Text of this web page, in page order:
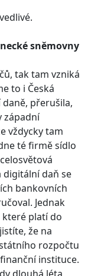
sněmovny
tak tam vzniká
to i Česká
přerušila,
západní
vždycky tam
té firmě sídlo
digitální daň se
bankovních
Jednak
které platí do
že na
rozpočtu
instituce.